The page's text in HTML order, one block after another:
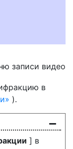
записи видео
в
).
] в